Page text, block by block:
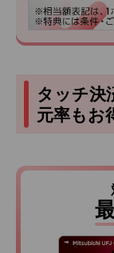
タッチ決
元率もお